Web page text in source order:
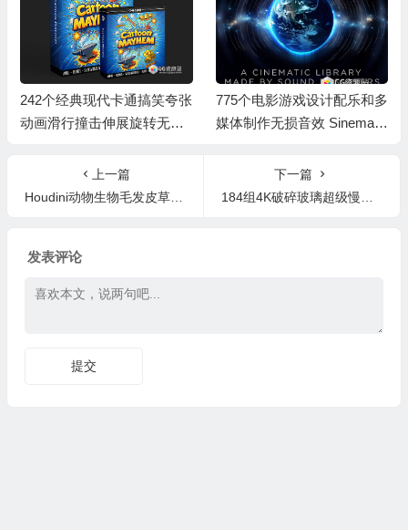
242个经典现代卡通搞笑夸张
动画滑行撞击伸展旋转无损
775个电影游戏设计配乐和多
媒体制作无损音效 Sinematic
上一篇
Houdini动物生物毛发皮草完整制作视频教程
下一篇
184组4K破碎玻璃超级慢动作转场背景特效合成高清视频素材 BB 13
发表评论